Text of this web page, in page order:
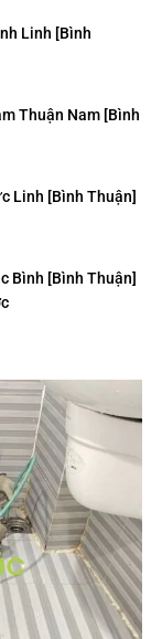
Linh [Bình
Thuận Nam [Bình
Linh [Bình Thuận]
Bình [Bình Thuận]